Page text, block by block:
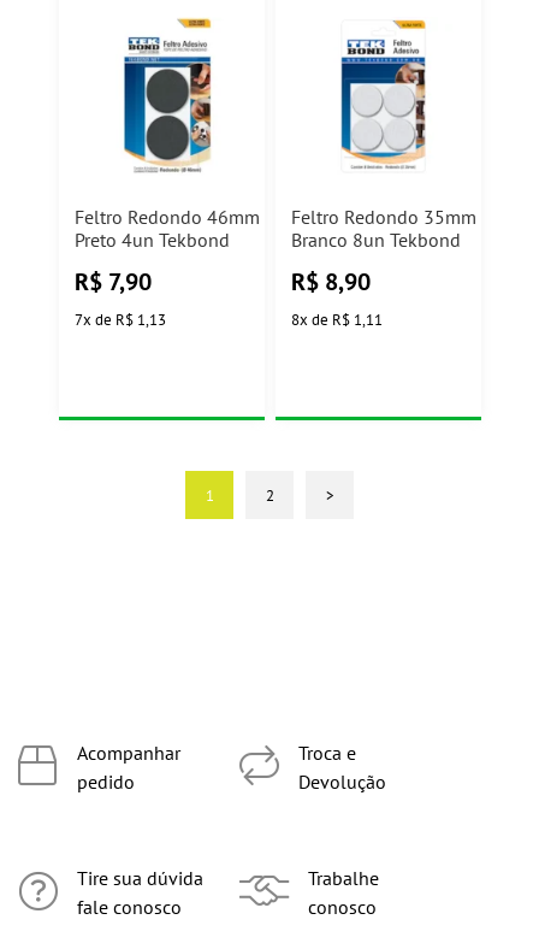
Feltro Redondo 46mm
Preto 4un Tekbond
R$ 7,90
7x de R$ 1,13
Feltro Redondo 35mm
Branco 8un Tekbond
R$ 8,90
8x de R$ 1,11
1 2 >
Acompanhar
pedido
Tire sua dúvida
fale conosco
Troca e
Devolução
Trabalhe
conosco